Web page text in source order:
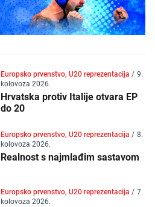
Europsko prvenstvo, U20 reprezentacija/ 9.
kolovoza 2026.
Hrvatska protiv Italije otvara EP
do 20
Europsko prvenstvo, U20 reprezentacija/ 8.
kolovoza 2026.
Realnost s najmlađim sastavom
Europsko prvenstvo, U20 reprezentacija/ 7.
kolovoza 2026.